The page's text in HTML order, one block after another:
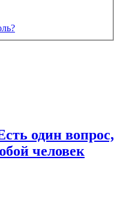
в этом браузере для
один вопрос,
человек